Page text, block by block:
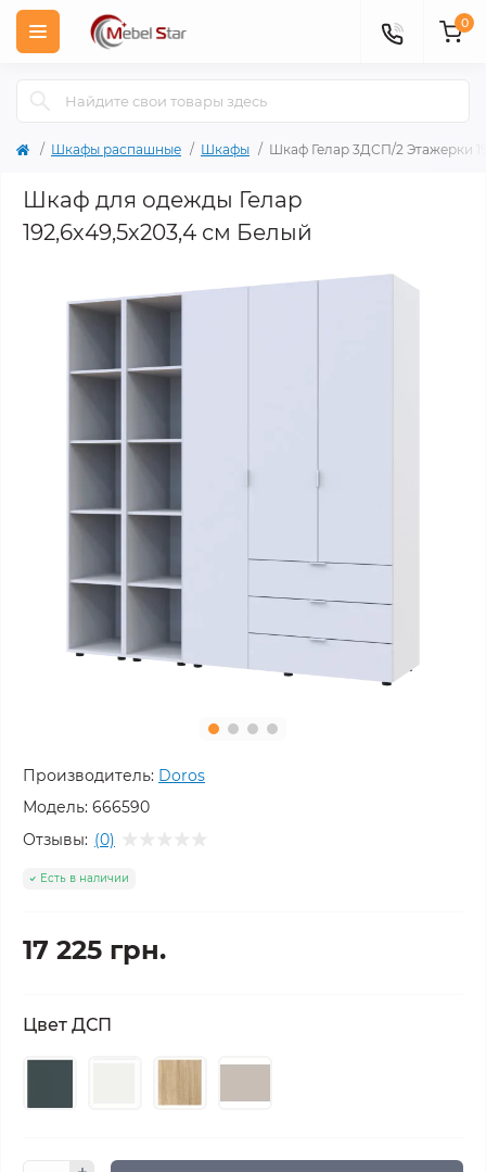
0
Шкафы распашные Шкафы Шкаф Гелар 3ДСП/2 Этажерки
Шкаф для одежды Гелар
192,6х49,5х203,4 см Белый
Производитель: Doros
Модель: 666590
Отзывы: (0)
Есть в наличии
17 225 грн.
Цвет ДСП